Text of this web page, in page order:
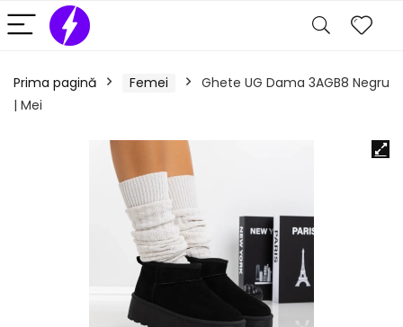
Prima pagină Femei
Ghete UG Dama 3AGB8 Negru
| Mei